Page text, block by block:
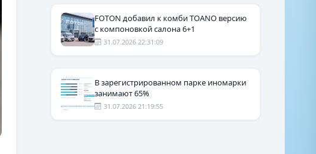
FOTON добавил к комби TOANO версию
с компоновкой салона 6+1
31.07.2026 22:31:09
В зарегистрированном парке иномарки
занимают 65%
31.07.2026 21:19:55